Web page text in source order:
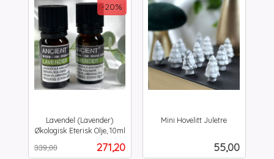
Lavendel (Lavender)
Økologisk Eterisk Olje, 10ml
Tilbud
271,20
339,00
-20%
mva.
Mini Hovelitt Juletre
Pris
55,00